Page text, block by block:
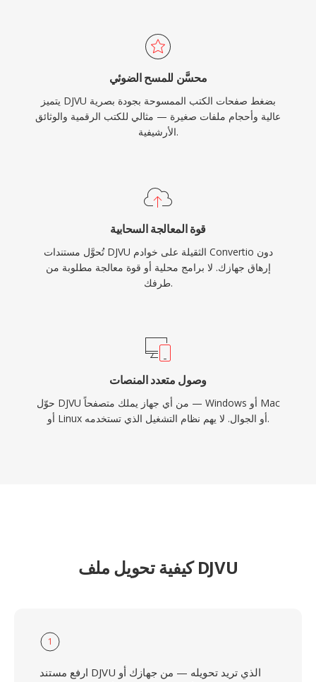
محسَّن للمسح الضوئي
يتميز DJVU بضغط صفحات الكتب الممسوحة بجودة بصرية
عالية وأحجام ملفات صغيرة — مثالي للكتب الرقمية والوثائق
الأرشيفية.
قوة المعالجة السحابية
تُحوَّل مستندات DJVU الثقيلة على خوادم Convertio دون
إرهاق جهازك. لا برامج محلية أو قوة معالجة مطلوبة من
طرفك.
وصول متعدد المنصات
حوّل DJVU من أي جهاز يملك متصفحاً — Windows أو Mac
أو Linux أو الجوال. لا يهم نظام التشغيل الذي تستخدمه.
كيفية تحويل ملف DJVU
1
ارفع مستند DJVU الذي تريد تحويله — من جهازك أو